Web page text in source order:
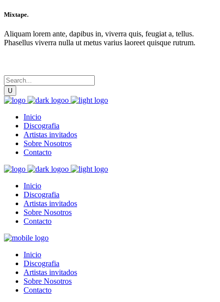
Mixtape.
Aliquam lorem ante, dapibus in, viverra quis, feugiat a, tellus.
Phasellus viverra nulla ut metus varius laoreet quisque rutrum.
Inicio
Discografia
Artistas invitados
Sobre Nosotros
Contacto
Inicio
Discografia
Artistas invitados
Sobre Nosotros
Contacto
Inicio
Discografia
Artistas invitados
Sobre Nosotros
Contacto